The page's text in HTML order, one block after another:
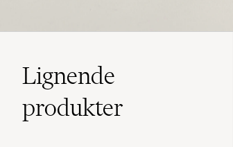
Lignende
produkter